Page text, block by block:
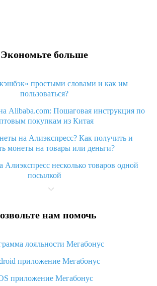
Экономьте больше
простыми словами и как им
пользоваться?
Alibaba.com: Пошаговая инструкция по
покупкам из Китая
на Алиэкспресс? Как получить и
монеты на товары или деньги?
Алиэкспресс несколько товаров одной
посылкой
«Заказ закрыт» на Алиэкспресс и что
Алиэкспресс просит ввести паспортные
куда пришла посылка с Алиэкспресс
на Алиэкспресс, когда вернут деньги?
на Алиэкспресс, как их получить и
нам помочь
лояльности Мегабонус
приложение Мегабонус
приложение Мегабонус